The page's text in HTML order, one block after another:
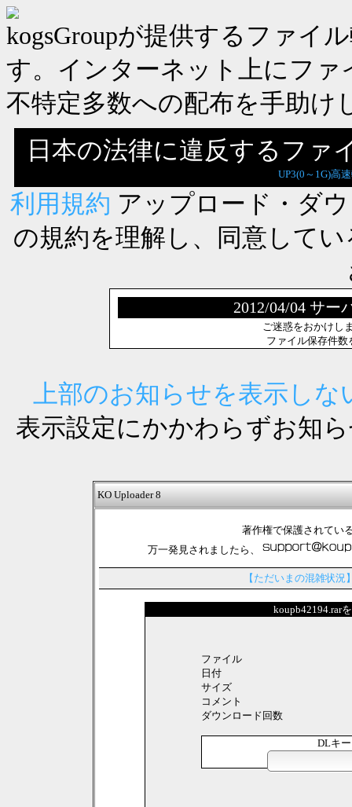
kogsGroupが提供するファイ
す。インターネット上にフ
不特定多数への配布を手助け
日本の法律に違反するファ
UP3(0～1G)高
利用規約 アップロード・ダ
の規約を理解し、同意して
2012/04/04 サー
ご迷惑をおかけし
ファイル保存件
上部のお知らせを表示しな
表示設定にかかわらずお知
KO Uploader 8
著作権で保護されてい
万一発見されましたら、
【ただいまの混雑状況
koupb42194.rar
ファイル
日付
サイズ
コメント
ダウンロード回数
DLキ